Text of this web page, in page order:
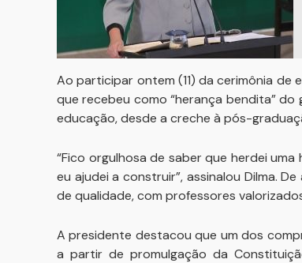
Ao participar ontem (11) da cerimônia de
que recebeu como “herança bendita”
educação, desde a creche à pós-
“Fico orgulhosa de saber que herdei
eu ajudei a construir”, assinalou Dilma.
de qualidade, com professores
A presidente destacou que um dos
a partir de promulgação da